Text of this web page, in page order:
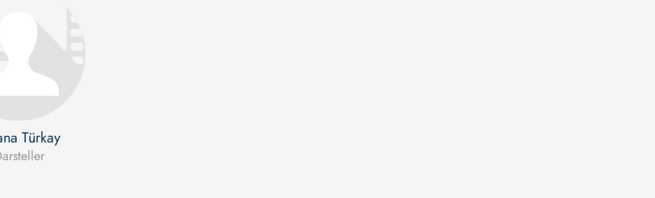
Türkay